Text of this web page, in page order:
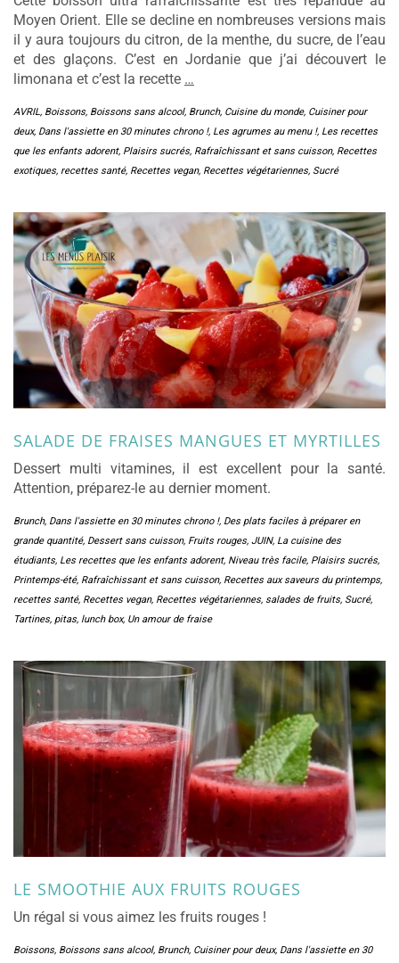
Moyen Orient. Elle se decline en nombreuses versions mais
il y aura toujours du citron, de la menthe, du sucre, de l’eau
et des glaçons. C’est en Jordanie que j’ai découvert le
limonana et c’est la recette …
AVRIL, Boissons, Boissons sans alcool, Brunch, Cuisine du monde, Cuisiner pour
deux, Dans l'assiette en 30 minutes chrono !, Les agrumes au menu !, Les recettes
que les enfants adorent, Plaisirs sucrés, Rafraîchissant et sans cuisson, Recettes
exotiques, recettes santé, Recettes vegan, Recettes végétariennes, Sucré
SALADE DE FRAISES MANGUES ET MYRTILLES
Dessert multi vitamines, il est excellent pour la santé.
Attention, préparez-le au dernier moment.
Brunch, Dans l'assiette en 30 minutes chrono !, Des plats faciles à préparer en
grande quantité, Dessert sans cuisson, Fruits rouges, JUIN, La cuisine des
étudiants, Les recettes que les enfants adorent, Niveau très facile, Plaisirs sucrés,
Printemps-été, Rafraîchissant et sans cuisson, Recettes aux saveurs du printemps,
recettes santé, Recettes vegan, Recettes végétariennes, salades de fruits, Sucré,
Tartines, pitas, lunch box, Un amour de fraise
LE SMOOTHIE AUX FRUITS ROUGES
Un régal si vous aimez les fruits rouges !
Boissons, Boissons sans alcool, Brunch, Cuisiner pour deux, Dans l'assiette en 30